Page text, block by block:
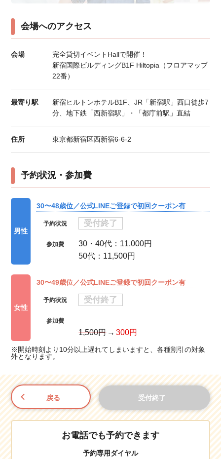
会場へのアクセス
会場
完全貸切イベントHallで開催！
新宿国際ビルディングB1F Hiltopia（フロアマップ
22番）
最寄り駅
新宿ヒルトンホテルB1F、JR「新宿駅」西口徒歩7
分、地下鉄「西新宿駅」・「都庁前駅」直結
住所 東京都新宿区西新宿6-6-2
予約状況・参加費
男性
30〜48歳位／公式LINEご登録で初回クーポン有
予約状況 受付終了
参加費
30・40代：11,000円
50代：11,500円
女性
30〜49歳位／公式LINEご登録で初回クーポン有
予約状況 受付終了
参加費
1,500円 300円
※開始時刻より10分以上遅れてしまいますと、各種割引の対象
外となります。
戻る 受付終了
お電話でも予約できます
予約専用ダイヤル